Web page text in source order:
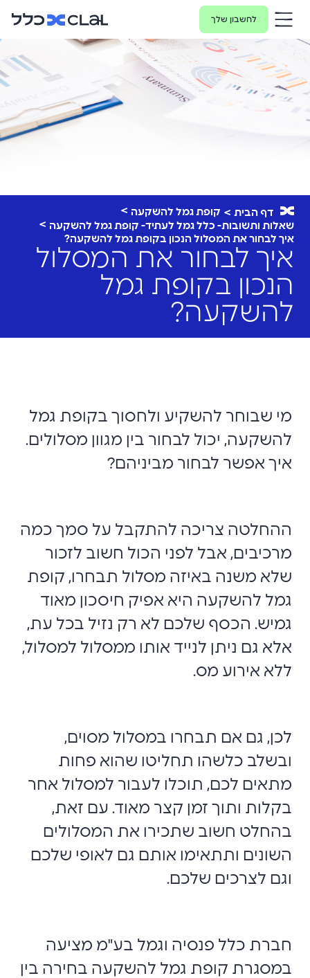
לחשבון שלך
דף הבית
קופת גמל להשקעה
שאלות ותשובות- כלל גמל לעתיד- קופת גמל להשקעה
איך לבחור את המסלול הנכון בקופת גמל להשקעה?
איך לבחור את המסלול
הנכון בקופת גמל
להשקעה?
מי שבוחר להשקיע ולחסוך בקופת גמל
להשקעה, יכול לבחור בין מגוון מסלולים.
איך אפשר לבחור מביניהם?
ההחלטה צריכה להתקבל על סמך כמה
מרכיבים, אבל לפני הכול חשוב לזכור
שלא משנה באיזה מסלול תבחרו, קופת
גמל להשקעה היא אפיק חיסכון ‏מאוד
גמיש. הכסף שלכם ‏לא רק נזיל בכל עת,
אלא גם ניתן לנייד אותו ממסלול למסלול,
ללא אירוע מס.
לכן, גם אם תבחרו במסלול מסוים,
ובשלב כלשהו תחליטו שהוא פחות
מתאים לכם, תוכלו לעבור למסלול אחר
בקלות ותוך זמן קצר מאוד. עם זאת,
בהחלט חשוב שתכירו את המסלולים
השונים ותתאימו אותם גם לאופי שלכם
וגם לצרכים שלכם.
חברת כלל פנסיה וגמל בע"מ מציעה
במסגרת קופת גמל להשקעה בחירה בין